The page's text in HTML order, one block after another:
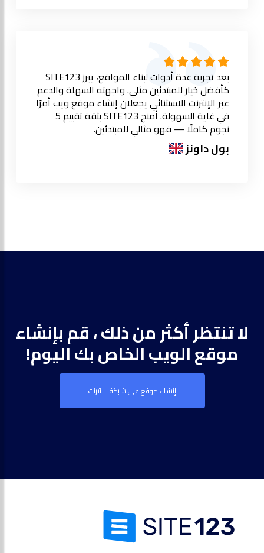
بعد تجربة عدة أدوات لبناء المواقع، يبرز SITE123
كأفضل خيار للمبتدئين مثلي. واجهته السهلة والدعم
عبر الإنترنت الاستثنائي يجعلان إنشاء موقع ويب أمرًا
في غاية السهولة. أمنح SITE123 بثقة تقييم 5
نجوم كاملًا — فهو مثالي للمبتدئين.
بول داونز
لا تنتظر أكثر من ذلك ، قم بإنشاء
موقع الويب الخاص بك اليوم!
إنشاء موقع على شبكة الانترنت